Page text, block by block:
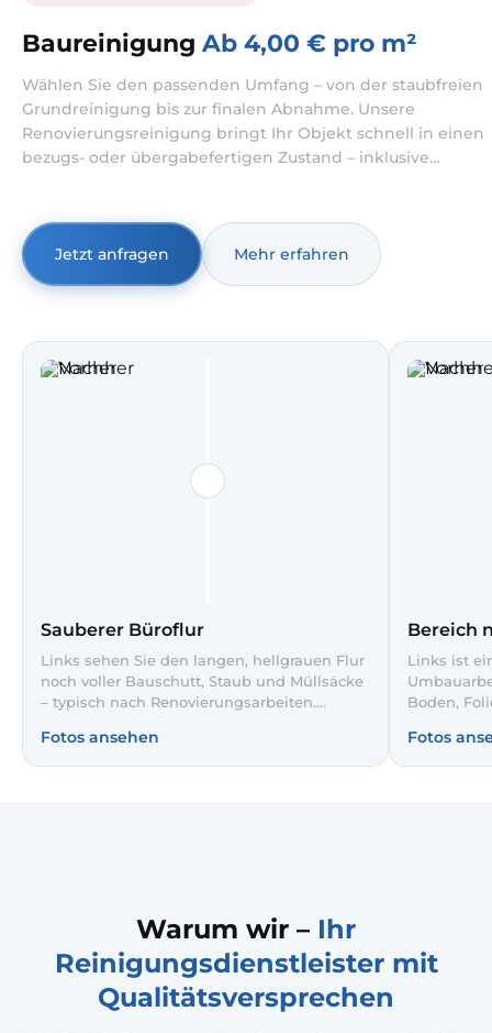
Baureinigung Ab 4,00 € pro m²
Wählen Sie den passenden Umfang – von der staubfreien
Grundreinigung bis zur finalen Abnahme. Unsere
Renovierungsreinigung bringt Ihr Objekt schnell in einen
bezugs- oder übergabefertigen Zustand – inklusive
Hausreinigung nach Renovierung und Büroreinigung
nach Renovierung.
Jetzt anfragen Mehr erfahren
Sauberer Büroflur
Links sehen Sie den langen, hellgrauen Flur
noch voller Bauschutt, Staub und Müllsäcke
– typisch nach Renovierungsarbeiten.
Rückstände, entsorgt Abfall fachgerecht
und reinigt Böden sowie Türen gründlich.
Fotos ansehen
Bereich
Links ist
Boden,
sind
gereinigt,
Fotos
Warum wir – Ihr
Reinigungsdienstleister mit
Qualitätsversprechen